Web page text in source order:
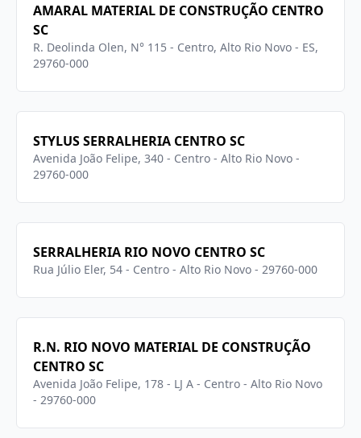
AMARAL MATERIAL DE CONSTRUÇÃO CENTRO
SC
R. Deolinda Olen, N° 115 - Centro, Alto Rio Novo - ES,
29760-000
STYLUS SERRALHERIA CENTRO SC
Avenida João Felipe, 340 - Centro - Alto Rio Novo -
29760-000
SERRALHERIA RIO NOVO CENTRO SC
Rua Júlio Eler, 54 - Centro - Alto Rio Novo - 29760-000
R.N. RIO NOVO MATERIAL DE CONSTRUÇÃO
CENTRO SC
Avenida João Felipe, 178 - LJ A - Centro - Alto Rio Novo
- 29760-000